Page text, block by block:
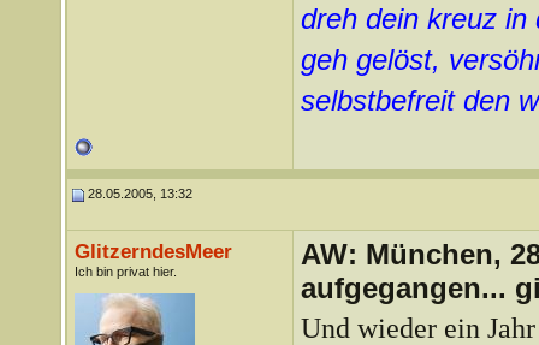
dreh dein kreuz in
geh gelöst,
selbstbefreit den
28.05.2005, 13:32
GlitzerndesMeer
Ich bin privat hier.
AW: München,
aufgegangen...
Und wieder ein